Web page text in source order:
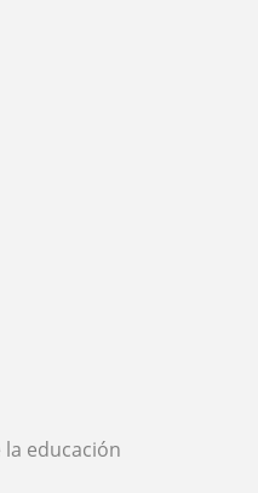
educación